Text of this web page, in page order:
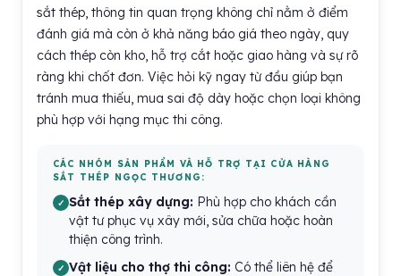
sắt thép, thông tin quan trọng không chỉ nằm ở điểm
đánh giá mà còn ở khả năng báo giá theo ngày, quy
cách thép còn kho, hỗ trợ cắt hoặc giao hàng và sự rõ
ràng khi chốt đơn. Việc hỏi kỹ ngay từ đầu giúp bạn
tránh mua thiếu, mua sai độ dày hoặc chọn loại không
phù hợp với hạng mục thi công.
CÁC NHÓM SẢN PHẨM VÀ HỖ TRỢ TẠI CỬA HÀNG
SẮT THÉP NGỌC THƯƠNG:
Sắt thép xây dựng: Phù hợp cho khách cần
vật tư phục vụ xây mới, sửa chữa hoặc hoàn
thiện công trình.
Vật liệu cho thợ thi công: Có thể liên hệ để